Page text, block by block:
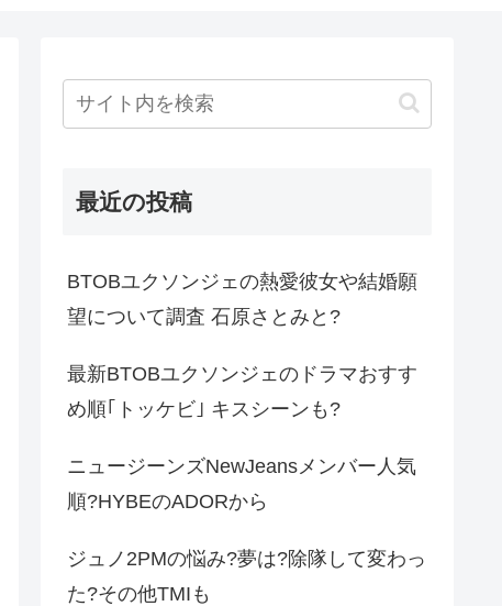
最近の投稿
BTOBユクソンジェの熱愛彼女や結婚願
望について調査 石原さとみと?
最新BTOBユクソンジェのドラマおすす
め順｢トッケビ｣ キスシーンも?
ニュージーンズNewJeansメンバー人気
順?HYBEのADORから
ジュノ2PMの悩み?夢は?除隊して変わっ
た?その他TMIも